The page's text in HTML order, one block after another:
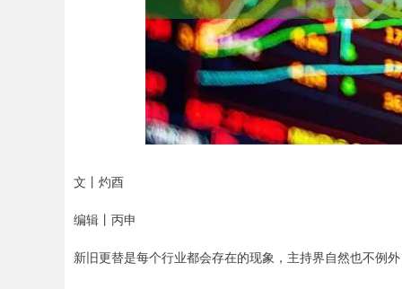
文丨灼酉
编辑丨丙申
新旧更替是每个行业都会存在的现象，主持界自然也不例